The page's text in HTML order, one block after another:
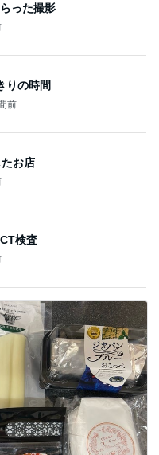
った撮影
りの時間
前
お店
検査